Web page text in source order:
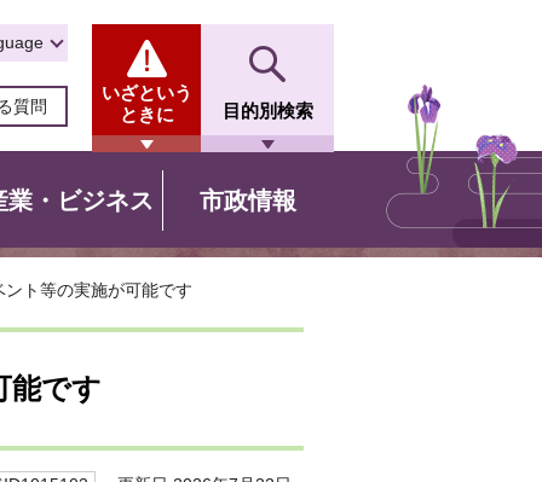
質問
いざという
ときに
目的別検索
業・ビジネス 市政情報
ト等の実施が可能です
能です